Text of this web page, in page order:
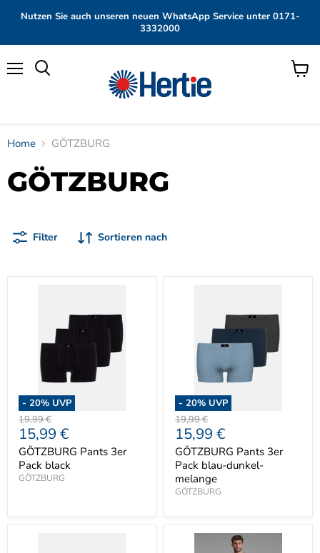
Nutzen Sie auch unseren neuen WhatsApp Service unter 0171-
3332000
Home GÖTZBURG
GÖTZBURG
Filter Sortieren nach
- 20% UVP
Ursprünglicher
Preis
19,99 €
Aktueller
Preis
15,99 €
GÖTZBURG Pants 3er
Pack black
GÖTZBURG
- 20% UVP
Ursprünglicher
Preis
19,99 €
Aktueller
Preis
15,99 €
GÖTZBURG Pants 3er
Pack blau-dunkel-
melange
GÖTZBURG